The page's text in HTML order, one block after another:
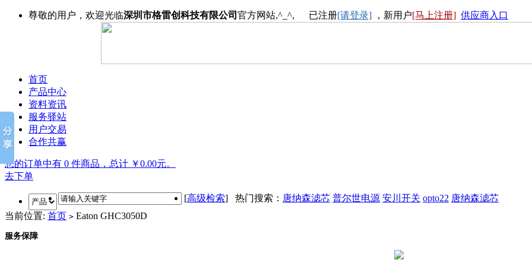
尊敬的用户，欢迎光临深圳市格雷创科技有限公司 官方网站,^_^, 已注册[请登录] ，新用户[马上注册] 供应商入口
首页
产品中心
资料资讯
服务驿站
用户交易
合作共赢
您的订单中有 0 件商品，总计 ￥0.00元。
去下单
[高级检索] 热门搜索： 唐纳森滤芯 普尔世电源 安川开关 opto22 唐纳森滤芯
当前位置: 首页 > Eaton GHC3050D
服务保障